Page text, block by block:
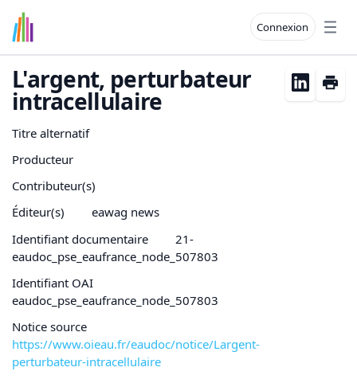
Connexion
L'argent, perturbateur
intracellulaire
Titre alternatif
Producteur
Contributeur(s)
Éditeur(s)
eawag news
Identifiant documentaire
21-
eaudoc_pse_eaufrance_node_507803
Identifiant OAI
eaudoc_pse_eaufrance_node_507803
Notice source
https://www.oieau.fr/eaudoc/notice/Largent-
perturbateur-intracellulaire